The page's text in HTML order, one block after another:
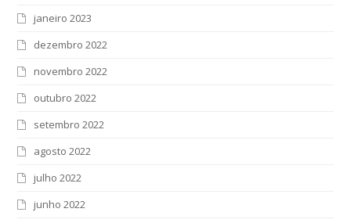
janeiro 2023
dezembro 2022
novembro 2022
outubro 2022
setembro 2022
agosto 2022
julho 2022
junho 2022